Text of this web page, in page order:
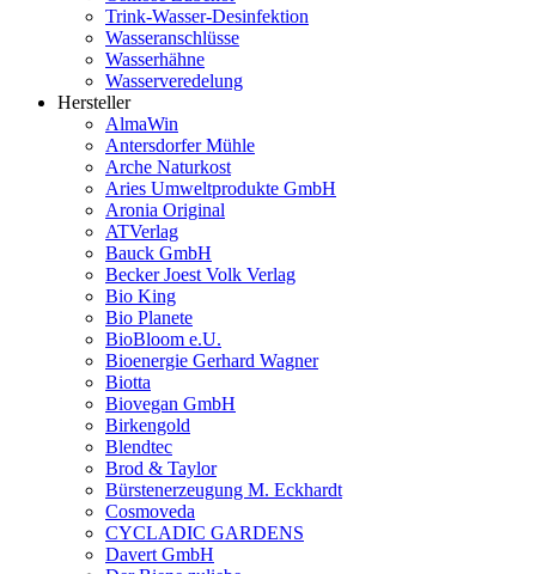
Trink-Wasser-Desinfektion
Wasseranschlüsse
Wasserhähne
Wasserveredelung
Hersteller
AlmaWin
Antersdorfer Mühle
Arche Naturkost
Aries Umweltprodukte GmbH
Aronia Original
ATVerlag
Bauck GmbH
Becker Joest Volk Verlag
Bio King
Bio Planete
BioBloom e.U.
Bioenergie Gerhard Wagner
Biotta
Biovegan GmbH
Birkengold
Blendtec
Brod & Taylor
Bürstenerzeugung M. Eckhardt
Cosmoveda
CYCLADIC GARDENS
Davert GmbH